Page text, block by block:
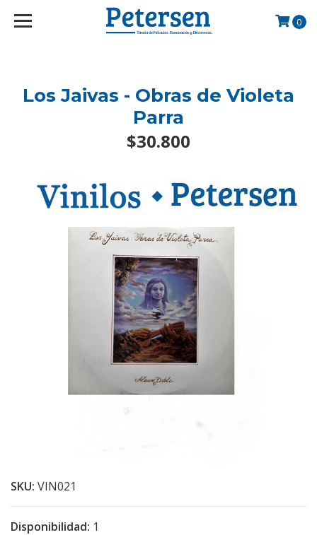
googlef2d1455d5020445a.html
0
Los Jaivas - Obras de Violeta
Parra
$30.800
SKU: VIN021
Disponibilidad: 1